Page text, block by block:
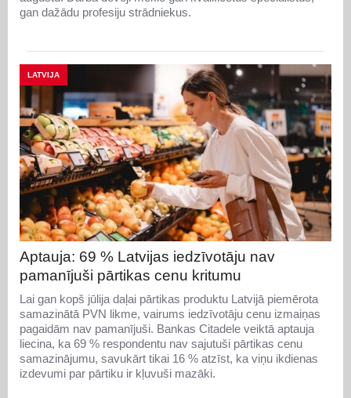
gan dažādu profesiju strādniekus.
LATVIJA
Aptauja: 69 % Latvijas iedzīvotāju nav
pamanījuši pārtikas cenu kritumu
Lai gan kopš jūlija daļai pārtikas produktu Latvijā piemērota
samazinātā PVN likme, vairums iedzīvotāju cenu izmaiņas
pagaidām nav pamanījuši. Bankas Citadele veiktā aptauja
liecina, ka 69 % respondentu nav sajutuši pārtikas cenu
samazinājumu, savukārt tikai 16 % atzīst, ka viņu ikdienas
izdevumi par pārtiku ir kļuvuši mazāki.